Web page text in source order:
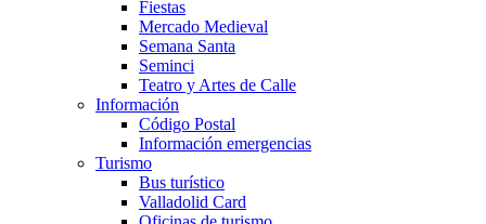
Fiestas
Mercado Medieval
Semana Santa
Seminci
Teatro y Artes de Calle
Información
Código Postal
Información emergencias
Turismo
Bus turístico
Valladolid Card